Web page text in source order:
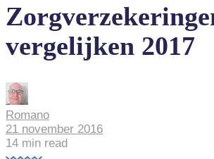
vergelijken 2017
Romano
21 november 2016
14 min read